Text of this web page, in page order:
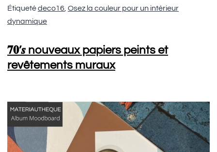
Étiquetédeco16 Osez la couleur pour un intérieur
dynamique
𝟕𝟎’𝒔 nouveaux papiers peints et
revêtements muraux